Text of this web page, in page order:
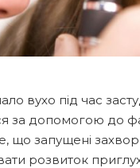
вухо під час
за допомогою до
що запущені
розвиток